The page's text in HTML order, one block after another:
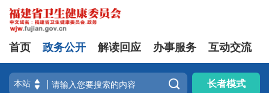
首页 政务公开 解读回应 办事服务 互动交流
 长者模式